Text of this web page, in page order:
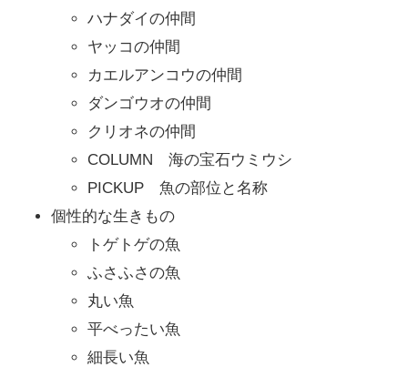
ハナダイの仲間
ヤッコの仲間
カエルアンコウの仲間
ダンゴウオの仲間
クリオネの仲間
COLUMN 海の宝石ウミウシ
PICKUP 魚の部位と名称
個性的な生きもの
トゲトゲの魚
ふさふさの魚
丸い魚
平べったい魚
細長い魚